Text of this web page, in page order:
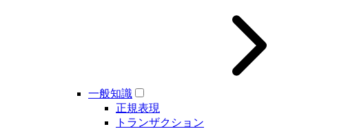
一般知識
正規表現
トランザクション